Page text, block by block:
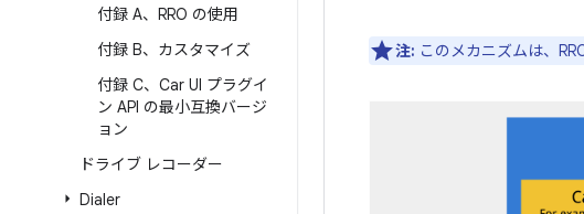
付録 A、RRO の使用
付録 B、カスタマイズ
付録 C、Car UI プラグイ
ン API の最小互換バージ
ョン
ドライブ レコーダー
Dialer
注: このメカニズムは、